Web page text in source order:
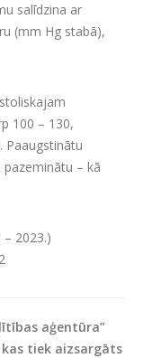
salīdzina ar
(mm Hg stabā),
100 – 130,
Paaugstinātu
pazeminātu – kā
2023.)
aģentūra”
tiek aizsargāts